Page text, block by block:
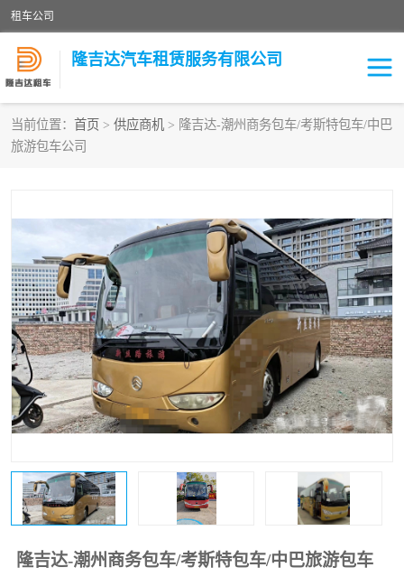
租车公司
隆吉达汽车租赁服务有限公司
当前位置： 首页 > 供应商机 > 隆吉达-潮州商务包车/考斯特包车/中巴
旅游包车公司
隆吉达-潮州商务包车/考斯特包车/中巴旅游包车
租车公司